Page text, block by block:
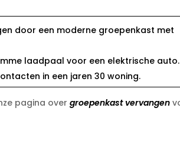
door een moderne groepenkast met
laadpaal voor een elektrische auto.
in een jaren 30 woning.
pagina overgroepenkast vervangen